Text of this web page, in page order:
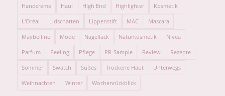
Handcreme Haul High End Highlighter Kosmetik
L'Oréal Lidschatten Lippenstift MAC Mascara
Maybelline Mode Nagellack Naturkosmetik Nivea
Parfum Peeling Pflege PR-Sample Review Rezepte
Sommer Swatch Süßes Trockene Haut Unterwegs
Weihnachten Winter Wochenrückblick